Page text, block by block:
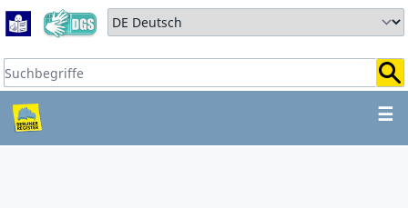
Zum Hauptbereich springen
Zum Hauptmenü springen
Sprache auswählen:
Suchbegriffe:
☰
ZUM HAUPTBEREICH